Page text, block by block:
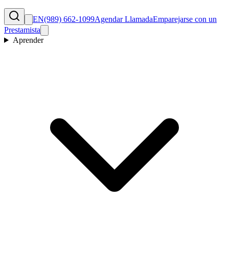
EN(989) 662-1099Agendar LlamadaEmparejarse con un
Prestamista
Aprender